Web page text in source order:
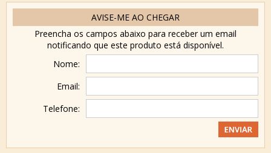
AVISE-ME AO CHEGAR
Preencha os campos abaixo para receber um email
notificando que este produto está disponível.
Nome:
Email:
Telefone: